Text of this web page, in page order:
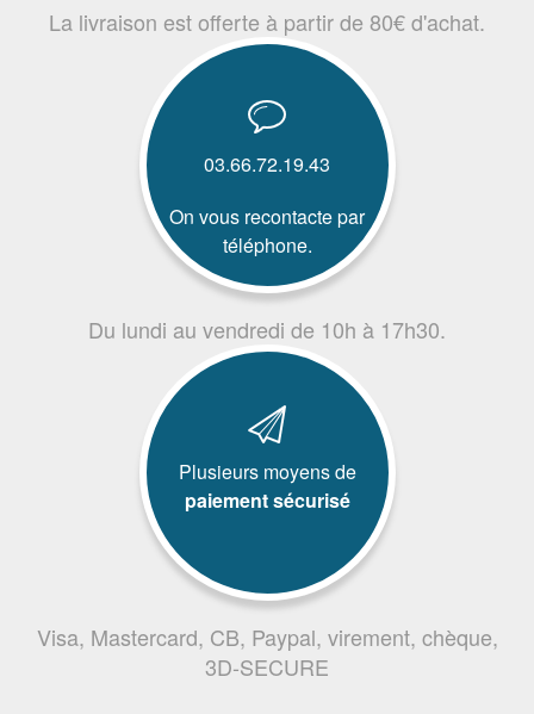
La livraison est offerte à partir de 80€ d'achat.
03.66.72.19.43
On vous recontacte par
téléphone.
Du lundi au vendredi de 10h à 17h30.
Plusieurs moyens de
paiement sécurisé
Visa, Mastercard, CB, Paypal, virement, chèque,
3D-SECURE